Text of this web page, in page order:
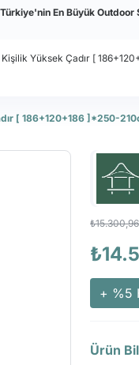
Türkiye'nin En Büyük Outdoor
[ 186+120+186 ]*250-
₺15.300,96
+ %5
Ürün